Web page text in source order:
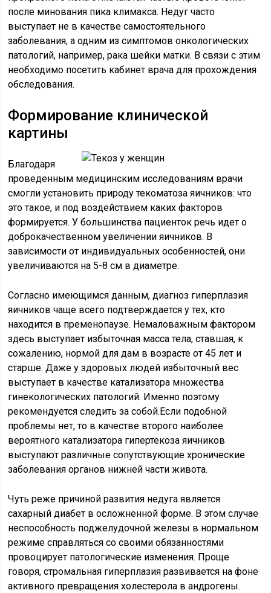
после минования пика климакса. Недуг часто
выступает не в качестве самостоятельного
заболевания, а одним из симптомов онкологических
патологий, например, рака шейки матки. В связи с этим
необходимо посетить кабинет врача для прохождения
обследования.
Формирование клинической
картины
Благодаря
проведенным медицинским исследованиям врачи
смогли установить природу текоматоза яичников: что
это такое, и под воздействием каких факторов
формируется. У большинства пациенток речь идет о
доброкачественном увеличении яичников. В
зависимости от индивидуальных особенностей, они
увеличиваются на 5-8 см в диаметре.
Согласно имеющимся данным, диагноз гиперплазия
яичников чаще всего подтверждается у тех, кто
находится в пременопаузе. Немаловажным фактором
здесь выступает избыточная масса тела, ставшая, к
сожалению, нормой для дам в возрасте от 45 лет и
старше. Даже у здоровых людей избыточный вес
выступает в качестве катализатора множества
гинекологических патологий. Именно поэтому
рекомендуется следить за собой.Если подобной
проблемы нет, то в качестве второго наиболее
вероятного катализатора гипертекоза яичников
выступают различные сопутствующие хронические
заболевания органов нижней части живота.
Чуть реже причиной развития недуга является
сахарный диабет в осложненной форме. В этом случае
неспособность поджелудочной железы в нормальном
режиме справляться со своими обязанностями
провоцирует патологические изменения. Проще
говоря, стромальная гиперплазия развивается на фоне
активного превращения холестерола в андрогены.